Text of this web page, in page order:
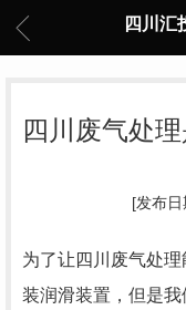
四川汇
四川废气处
[发布
为了让四川废气处
装润滑装置，但是